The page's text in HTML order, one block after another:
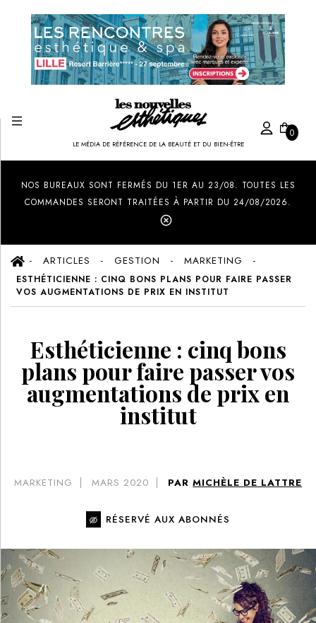
LE MÉDIA DE RÉFÉRENCE DE LA BEAUTÉ ET DU BIEN-ÊTRE
0
NOS BUREAUX SONT FERMÉS DU 1ER AU 23/08. TOUTES LES
COMMANDES SERONT TRAITÉES À PARTIR DU 24/08/2026.
ARTICLES GESTION MARKETING
ESTHÉTICIENNE : CINQ BONS PLANS POUR FAIRE PASSER
VOS AUGMENTATIONS DE PRIX EN INSTITUT
Esthéticienne : cinq bons
plans pour faire passer vos
augmentations de prix en
institut
MARKETING MARS 2020 PAR MICHÈLE DE LATTRE
RÉSERVÉ AUX ABONNÉS